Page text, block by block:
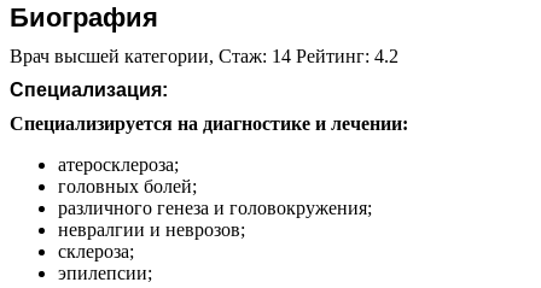
Биография
Врач высшей категории, Стаж: 14 Рейтинг: 4.2
Специализация:
Специализируется на диагностике и лечении:
атеросклероза;
головных болей;
различного генеза и головокружения;
невралгии и неврозов;
склероза;
эпилепсии;